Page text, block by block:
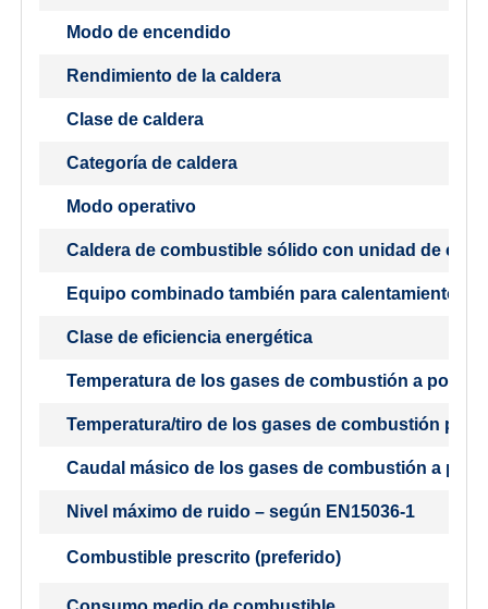
Modo de encendido
Rendimiento de la caldera
Clase de caldera
Categoría de caldera
Modo operativo
Caldera de combustible sólido con unidad de
Equipo combinado también para calentamiento de
Clase de eficiencia energética
Temperatura de los gases de combustión a
Temperatura/tiro de los gases de combustión
Caudal másico de los gases de combustión a
Nivel máximo de ruido – según EN15036-1
Combustible prescrito (preferido)